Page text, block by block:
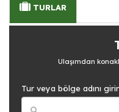
TURLAR
Ulaşımdan
Tur veya bölge adını